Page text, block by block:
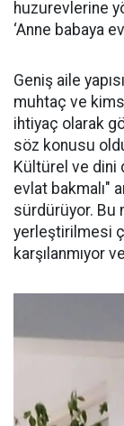
huzurevlerine
‘Anne babaya
Geniş aile
muhtaç ve
ihtiyaç olarak
söz konusu
Kültürel ve dini
evlat bakmalı"
sürdürüyor. Bu
yerleştirilmesi
karşılanmıyor